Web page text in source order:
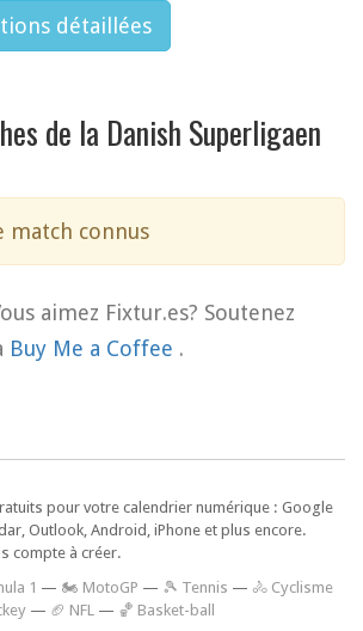
détaillées
de la Danish Superligaen
match connus
aimez Fixtur.es? Soutenez
Buy Me a Coffee .
pour votre calendrier numérique : Google
Outlook, Android, iPhone et plus encore.
compte à créer.
1 — 🏍 MotoGP — 🎾 Tennis — 🚴 Cyclisme
— 🏈 NFL — 🏀 Basket-ball